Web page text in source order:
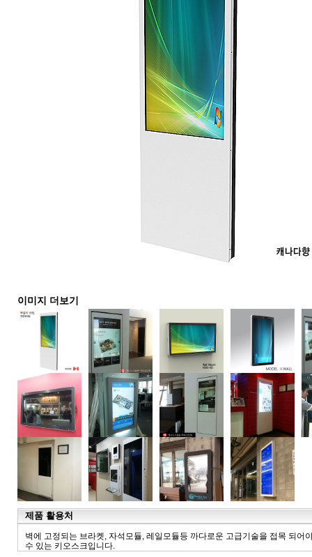
이미지 더보기
제품 활용처
벽에 고정되는 브라켓, 자석모듈, 레일모듈등 까다로운 고급기술을 접목 되어
수 있는 키오스크입니다.